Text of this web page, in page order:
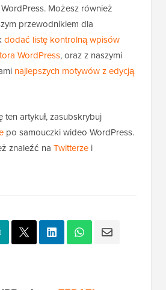
Możesz również
przewodnikiem dla
dodać listę kontrolną wpisów
WordPress, oraz z naszymi
najlepszych motywów z edycją
ten artykuł, zasubskrybuj
po samouczki wideo WordPress.
znaleźć na Twitterze i